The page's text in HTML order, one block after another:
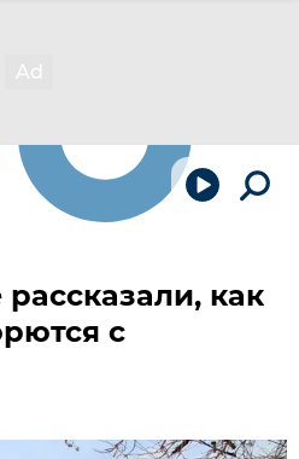
как
с